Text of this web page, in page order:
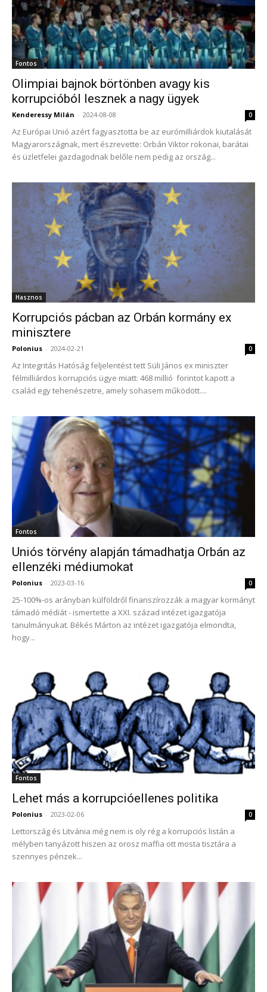
Fontos
Olimpiai bajnok börtönben avagy kis
korrupcióból lesznek a nagy ügyek
Kenderessy Milán - 2024-08-08 0
Az Európai Unió azért fagyasztotta be az eurómilliárdok kiutalását
Magyarországnak, mert észrevette: Orbán Viktor rokonai, barátai
és üzletfelei gazdagodnak belőle nem pedig az ország...
Hasznos
Korrupciós pácban az Orbán kormány ex
minisztere
Polonius - 2024-02-21 0
Az Integritás Hatóság feljelentést tett Süli János ex miniszter
félmilliárdos korrupciós ügye miatt: 468 millió forintot kapott a
család egy tehenészetre, amely sohasem működött....
Fontos
Uniós törvény alapján támadhatja Orbán az
ellenzéki médiumokat
Polonius - 2023-03-16 0
25-100%-os arányban külföldről finanszírozzák a magyar kormányt
támadó médiát - ismertette a XXI. század intézet igazgatója
tanulmányukat. Békés Márton az intézet igazgatója elmondta,
hogy...
Fontos
Lehet más a korrupcióellenes politika
Polonius - 2023-02-06 0
Lettország és Litvánia még nem is oly rég a korrupciós listán a
mélyben tanyázott hiszen az orosz maffia ott mosta tisztára a
szennyes pénzek...